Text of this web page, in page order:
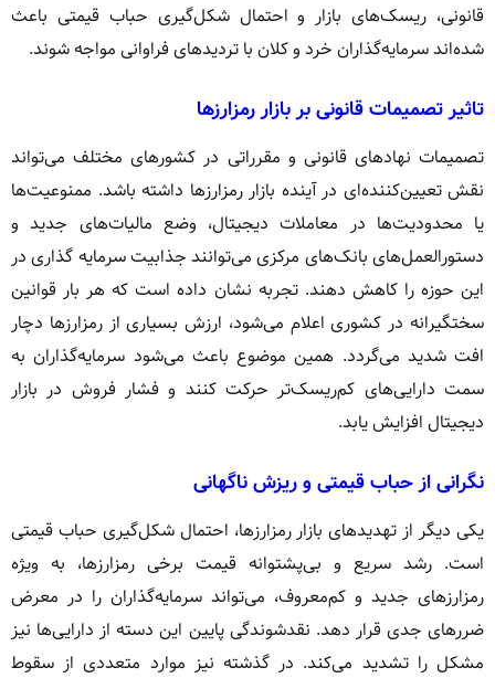
قانونی، ریسک‌های بازار و احتمال شکل‌گیری حباب قیمتی باعث
شده‌اند سرمایه‌گذاران خرد و کلان با تردیدهای فراوانی مواجه شوند.
تاثیر تصمیمات قانونی بر بازار رمزارزها
تصمیمات نهادهای قانونی و مقرراتی در کشورهای مختلف می‌تواند
نقش تعیین‌کننده‌ای در آینده بازار رمزارزها داشته باشد. ممنوعیت‌ها
یا محدودیت‌ها در معاملات دیجیتال، وضع مالیات‌های جدید و
دستورالعمل‌های بانک‌های مرکزی می‌توانند جذابیت سرمایه گذاری در
این حوزه را کاهش دهند. تجربه نشان داده است که هر بار قوانین
سختگیرانه در کشوری اعلام می‌شود، ارزش بسیاری از رمزارزها دچار
افت شدید می‌گردد. همین موضوع باعث می‌شود سرمایه‌گذاران به
سمت دارایی‌های کم‌ریسک‌تر حرکت کنند و فشار فروش در بازار
دیجیتال افزایش یابد.
نگرانی از حباب قیمتی و ریزش ناگهانی
یکی دیگر از تهدیدهای بازار رمزارزها، احتمال شکل‌گیری حباب قیمتی
است. رشد سریع و بی‌پشتوانه قیمت برخی رمزارزها، به ویژه
رمزارزهای جدید و کم‌معروف، می‌تواند سرمایه‌گذاران را در معرض
ضررهای جدی قرار دهد. نقدشوندگی پایین این دسته از دارایی‌ها نیز
مشکل را تشدید می‌کند. در گذشته نیز موارد متعددی از سقوط